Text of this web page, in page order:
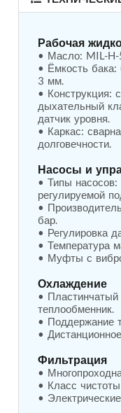
Tank
Hydrualic Drive
Test Equipment
Breather
Hydraulic
Aircraft
Power Shuttle
Tacan Test Bench
Automated
Doppler Vor Test
Test Rig For Irab
Oxygen Gas
Chemical
Oxygen Boosting
Plant Psa
Inertia Test
Advanced Test
Fuel Pump and
Integration
Vehicle-
Post (BCP)
Universal Self-
General Purpose
Mobile Aviation
Water-Cooled
Aerospace
Рабочая
• Масло: MIL-H-
• Ёмкость
3 мм.
• Конструкция:
дыхательный
датчик уровня.
• Каркас:
долговечности.
Насосы и
• Типы насосов:
регулируемой
•
бар.
• Регулировка
• Температура
• Муфты с
Охлаждение
•
теплообменник.
• Поддержание
•
Фильтрация
•
• Класс
•